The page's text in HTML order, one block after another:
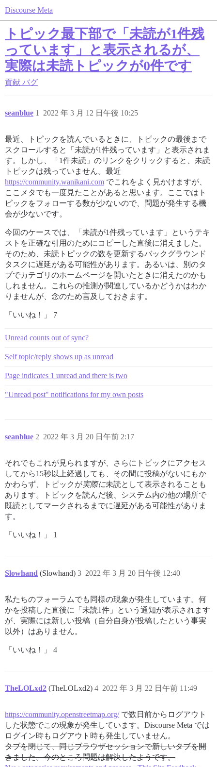
Discourse Meta
トピック最下部で「未読が1件残
っています」と表示されるが、
実際は未読トピックが0件です
貢献 バグ
seanblue 2022 年 3 月 12 日午後 10:25
1
最近、トピックを読んでいるときに、トピックの最後まで
スクロールすると「未読が1件残っています」と表示されま
す。しかし、「1件未読」のリンクをクリックすると、未読
トピックは残っていません。最近
https://community.wanikani.com でこれをよく見かけますが、
ここメタでも一度見たことがあると思います。ここではト
ピックをフォローする数が少ないので、問題が発生する機
会が少ないです。
今回のケースでは、「未読が1件残っています」というテキ
ストを正確な引用のためにコピーした直後に消えました。
そのため、未読トピックの数を更新するバックグラウンド
タスクに遅延がある可能性があります。あるいは、別のタ
ブでカテゴリのホームページを開いたときに消えたのかも
しれません。これらの推測が関連しているかどうかはわか
りませんが、念のため言及しておきます。
「いいね！」 7
Unread counts out of sync?
Self topic/reply shows up as unread
Page indicates 1 unread and there is two
"Unread post" notifications for my own posts
seanblue 2022 年 3 月 20 日午前 2:17
2
それでもこれが見られますが、さらにトピックにアクセス
してから15秒以上経過しても、その間に投稿がないにもか
かわらず、トピックが実際に未読として表示されることも
あります。トピックを読んだ後、システム内の他の場所で
既読としてマークされるまでに遅延がある可能性がありま
す。
「いいね！」 1
Slowhand (Slowhand) 2022 年 3 月 20 日午後 12:40
3
私たちのフォーラムでも同様の現象が発生しています。何
かを投稿した直後に「未読1件」という通知が表示されます
が、実際には新しい投稿（自分自身が投稿したという事実
以外）はありません。
「いいね！」 4
TheLOLxd2 (TheLOLxd2) 2022 年 3 月 22 日午前 11:49
4
https://community.openstreetmap.org/で数日前からログアウト
した状態でこの現象が発生しています。Discourse Meta では
ログイン時もログアウト時も発生していません。
タブを閉じて、同じブラウザセッションで新しいタブを開
きました。今のところ問題は解決したようです。